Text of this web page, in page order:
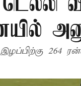
264